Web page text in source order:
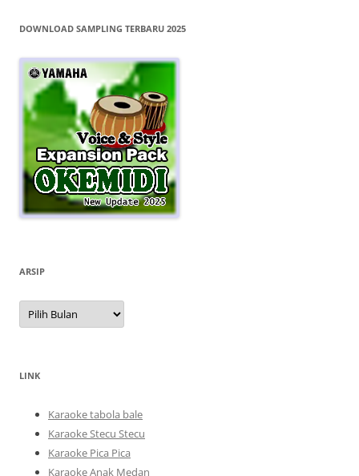
DOWNLOAD SAMPLING TERBARU 2025
ARSIP
Arsip
LINK
Karaoke tabola bale
Karaoke Stecu Stecu
Karaoke Pica Pica
Karaoke Anak Medan